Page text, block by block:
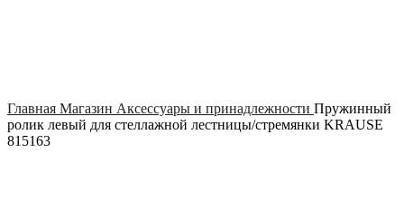
Главная Магазин Аксессуары и принадлежности Пружинный
ролик левый для стеллажной лестницы/стремянки KRAUSE
815163